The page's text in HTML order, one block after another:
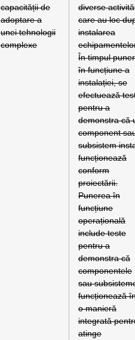
capacității de
adoptare a
unei tehnologii
complexe
diverse
care au loc
instalarea
În timpul
în funcțiune a
instalației, se
efectuează
pentru a
demonstra că
component
subsistem
funcționează
conform
proiectării.
Punerea în
funcțiune
operațională
include teste
pentru a
demonstra că
componentele
sau
funcționează
o manieră
integrată
atinge